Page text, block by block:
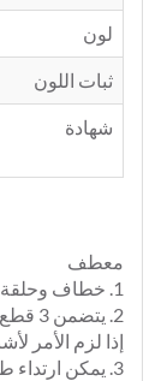
لون
ثبات اللون
شهادة
معطف
1. خطاف وحلقة واجهت جيوب الكتف للبقع
2.
إذا لزم الأمر
3. يمكن